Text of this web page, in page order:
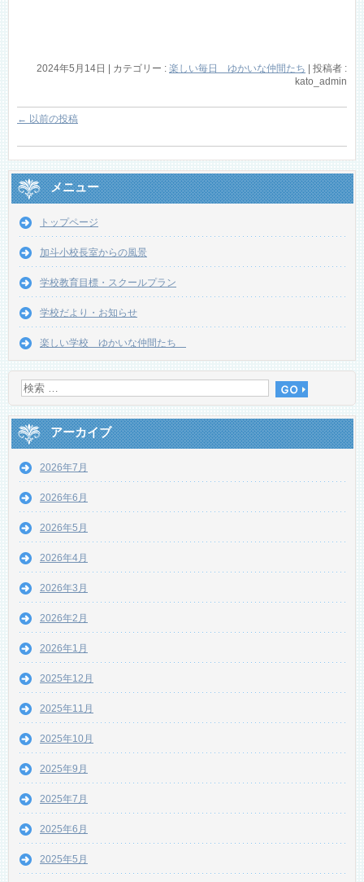
2024年5月14日 カテゴリー : 楽しい毎日 ゆかいな仲間たち
投稿者 :
kato_admin
← 以前の投稿
メニュー
トップページ
加斗小校長室からの風景
学校教育目標・スクールプラン
学校だより・お知らせ
楽しい学校 ゆかいな仲間たち
アーカイブ
2026年7月
2026年6月
2026年5月
2026年4月
2026年3月
2026年2月
2026年1月
2025年12月
2025年11月
2025年10月
2025年9月
2025年7月
2025年6月
2025年5月